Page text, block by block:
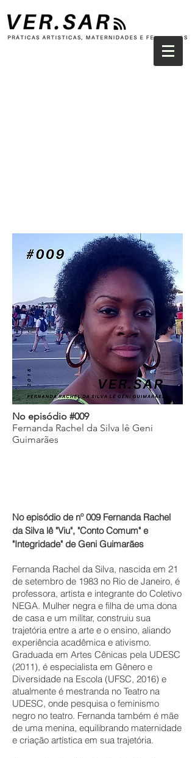
No episódio #009
Fernanda Rachel da Silva lê Geni
Guimarães
No episódio de nº 009 Fernanda Rachel
da Silva lê "Viu", "Conto Comum" e
"Integridade" de Geni Guimarães
Fernanda Rachel da Silva, nascida em 21
de setembro de 1983 no Rio de Janeiro, é
professora, artista e integrante do Coletivo
NEGA. Mulher negra e filha de uma dona
de casa e um militar, construiu sua
trajetória entre a arte e o ensino, aliando
experiência acadêmica e ativismo.
Graduada em Artes Cênicas pela UDESC
(2011), é especialista em Gênero e
Diversidade na Escola (UFSC, 2016) e
atualmente é mestranda no Teatro na
UDESC, onde pesquisa o feminismo
negro no teatro. Fernanda também é mãe
de uma menina, equilibrando maternidade
e criação artística em sua trajetória.